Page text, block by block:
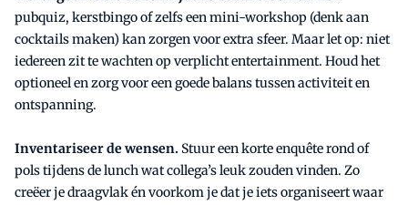
pubquiz, kerstbingo of zelfs een mini-workshop (denk aan
cocktails maken) kan zorgen voor extra sfeer. Maar let op: niet
iedereen zit te wachten op verplicht entertainment. Houd het
optioneel en zorg voor een goede balans tussen activiteit en
ontspanning.
Inventariseer de wensen. Stuur een korte enquête rond of
pols tijdens de lunch wat collega’s leuk zouden vinden. Zo
creëer je draagvlak én voorkom je dat je iets organiseert waar